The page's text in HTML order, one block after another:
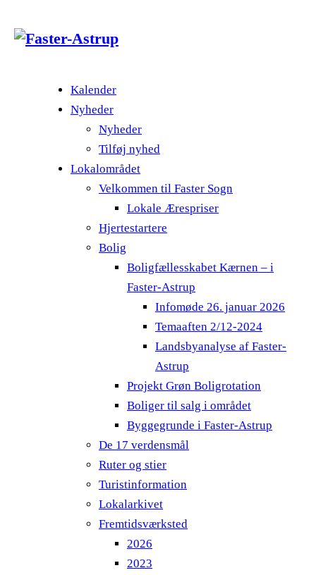
Kalender
Nyheder
Nyheder
Tilføj nyhed
Lokalområdet
Velkommen til Faster Sogn
Lokale Ærespriser
Hjertestartere
Bolig
Boligfællesskabet Kærnen – i
Faster-Astrup
Infomøde 26. januar 2026
Temaaften 2/12-2024
Landsbyanalyse af Faster-
Astrup
Projekt Grøn Boligrotation
Boliger til salg i området
Byggegrunde i Faster-Astrup
De 17 verdensmål
Ruter og stier
Turistinformation
Lokalarkivet
Fremtidsværksted
2026
2023